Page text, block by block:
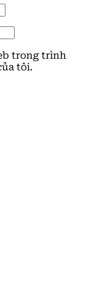
trong trình
tôi.